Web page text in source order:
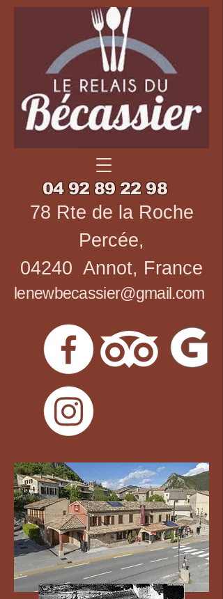
04 92 89 22 98
lenewbecassier@gmail.com
78 Rte de la Roche
Percée,
04240 Annot, France